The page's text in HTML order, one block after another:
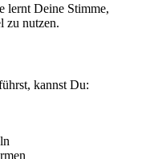
lernt Deine Stimme,
zu nutzen.
kannst Du: